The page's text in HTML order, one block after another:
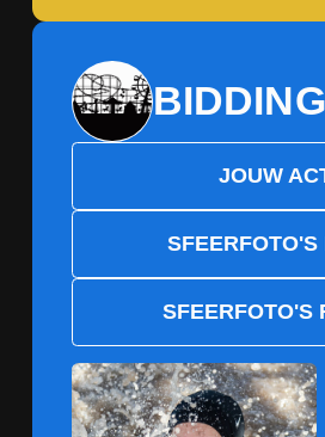
JOUW
SFEERFOTO'S